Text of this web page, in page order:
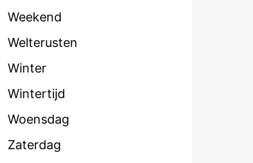
Weekend
Welterusten
Winter
Wintertijd
Woensdag
Zaterdag